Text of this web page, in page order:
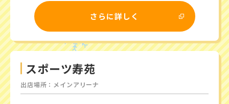
さらに詳しく
スポーツ寿苑
出店場所：メインアリーナ